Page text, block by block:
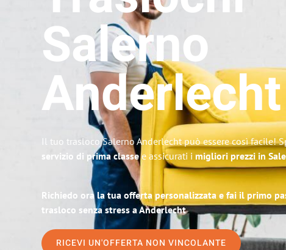
Salerno
Anderlecht
Il tuo trasloco Salerno Anderlecht può essere così facile!
servizio di prima classee assicurati i migliori prezzi in
Richiedo ora la tua offerta personalizzata e fai il primo
trasloco senza stress a Anderlecht
RICEVI UN'OFFERTA NON VINCOLANTE